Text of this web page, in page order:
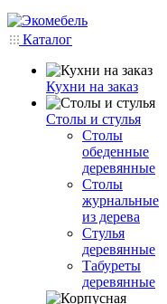
Каталог
Кухни на заказ
Столы и стулья
Столы
обеденные
деревянные
Столы
журнальные
из дерева
Стулья
деревянные
Табуреты
деревянные